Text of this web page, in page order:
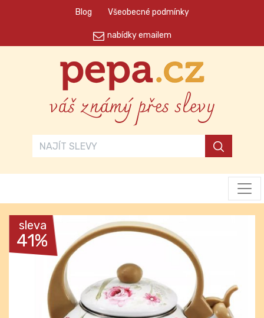
Blog Všeobecné podmínky
nabídky emailem
váš známý přes slevy
sleva
41%